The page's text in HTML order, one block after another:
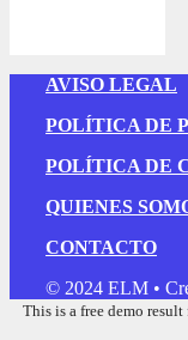
AVISO LEGAL
POLÍTICA DE
POLÍTICA DE
QUIENES
CONTACTO
© 2024 ELM •
This is a free demo result